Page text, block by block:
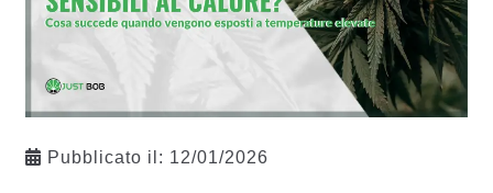
Pubblicato il: 12/01/2026